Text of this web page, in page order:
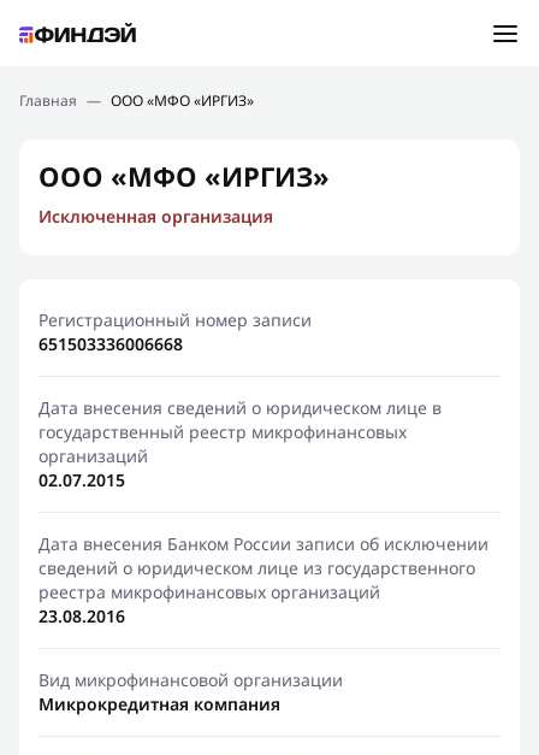
Подбор займа
Новости
Финансовое просвещение
Главная — ООО «МФО «ИРГИЗ»
ООО «МФО «ИРГИЗ»
Исключенная организация
Регистрационный номер записи
651503336006668
Дата внесения сведений о юридическом лице в
государственный реестр микрофинансовых
организаций
02.07.2015
Дата внесения Банком России записи об исключении
сведений о юридическом лице из государственного
реестра микрофинансовых организаций
23.08.2016
Вид микрофинансовой организации
Микрокредитная компания
Ошибка:Контактная форма не найдена.
Спасибо, что написали нам
Мы свяжемся с Вами в ближайшее время и сообщим
результат
Отправить новый запрос